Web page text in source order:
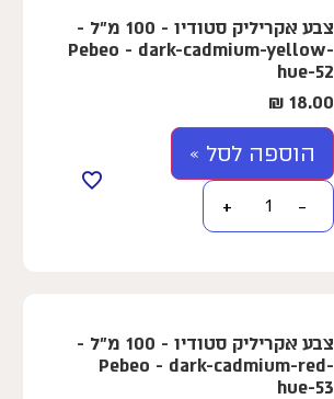
צבע אקריליק סטודיו - 100 מ"ל -
Pebeo - dark-cadmium-yellow-
hue-52
18.00
₪
הוספה לסל »
−
+
צבע אקריליק סטודיו - 100 מ"ל -
Pebeo - dark-cadmium-red-
hue-53